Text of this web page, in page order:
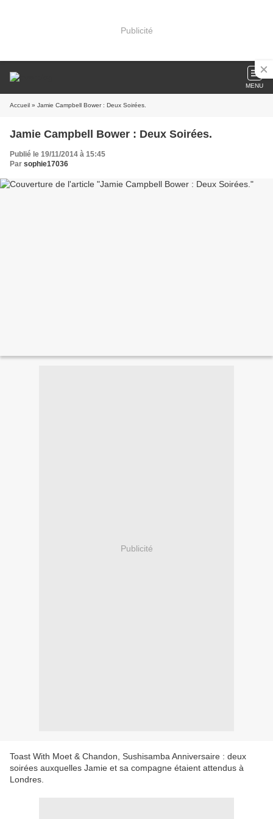
Publicité
MENU
Accueil » Jamie Campbell Bower : Deux Soirées.
Jamie Campbell Bower : Deux Soirées.
Publié le 19/11/2014 à 15:45
Par sophie17036
Publicité
Toast With Moet & Chandon, Sushisamba Anniversaire : deux
soirées auxquelles Jamie et sa compagne étaient attendus à
Londres.